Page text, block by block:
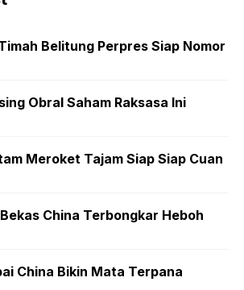
Belitung Perpres Siap Nomor
Obral Saham Raksasa Ini
Meroket Tajam Siap Siap Cuan
China Terbongkar Heboh
China Bikin Mata Terpana